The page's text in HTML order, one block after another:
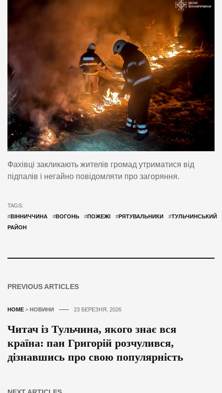
Фахівці закликають жителів громад утриматися від
підпалів і негайно повідомляти про загоряння.
TAGS:
#ВІННИЧЧИНА #ВОГОНЬ #ПОЖЕЖІ #РЯТУВАЛЬНИКИ #ТУЛЬЧИНСЬКИЙ
РАЙОН
PREVIOUS ARTICLES
HOME > НОВИНИ 23 БЕРЕЗНЯ, 2026
Читач із Тульчина, якого знає вся
країна: пан Григорій розчулився,
дізнавшись про свою популярність